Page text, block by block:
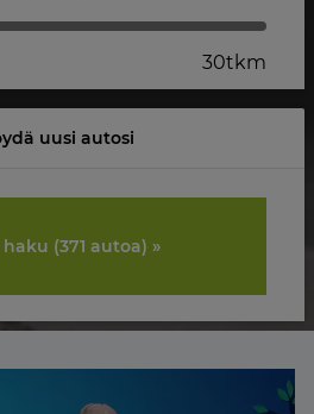
30tkm
uusi autosi
​(371 autoa) »